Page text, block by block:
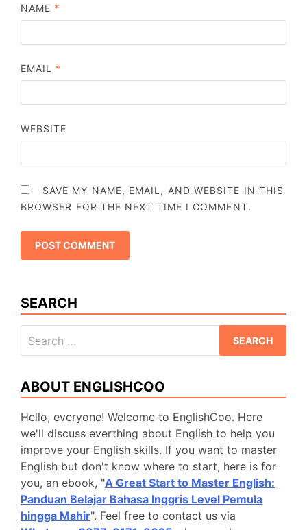
NAME *
EMAIL *
WEBSITE
SAVE MY NAME, EMAIL, AND WEBSITE IN THIS
BROWSER FOR THE NEXT TIME I COMMENT.
SEARCH
for:
ABOUT ENGLISHCOO
Hello, everyone! Welcome to EnglishCoo. Here
we'll discuss everthing about English to help you
improve your English skills. If you want to master
English but don't know where to start, here is for
you, an ebook, "A Great Start to Master English:
Panduan Belajar Bahasa Inggris Level Pemula
hingga Mahir". Feel free to contact us via